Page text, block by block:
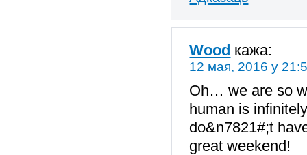
Wood кажа:
12 мая, 2016 у
Oh… we are so
human is
do&n7821#;t
great weekend!